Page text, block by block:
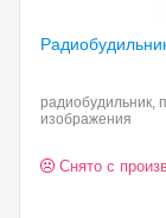
радиобудильник,
изображения
Снято с